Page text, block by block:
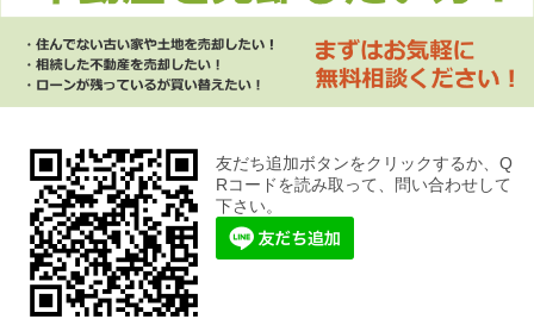
友だち追加ボタンをクリックするか、Q
Rコードを読み取って、問い合わせして
下さい。